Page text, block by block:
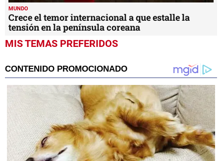
MUNDO
Crece el temor internacional a que estalle la
tensión en la península coreana
MIS TEMAS PREFERIDOS